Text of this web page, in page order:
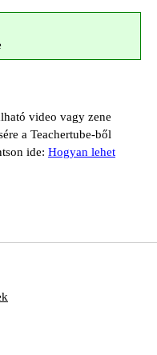
video vagy zene
a Teachertube-ből
ide: Hogyan lehet